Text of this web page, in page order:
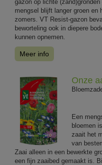
gazon op lichte
mengsel blijft langer groen en
zomers. VT Resist-gazon
beworteling ook in diepere
kunnen opnemen.
Meer info
Onze
Een
bloemen
zaait het
van
Zaai alleen in een bewerkte
een fijn zaaibed gemaakt is.